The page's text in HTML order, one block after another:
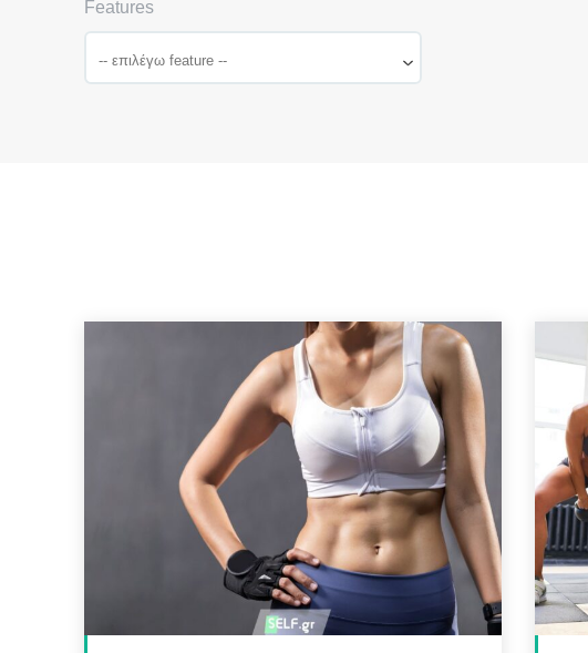
SELF FINDER
Βρες
Γιατρό &
SELF FINDER
Βρες
Γιατρό &
Features